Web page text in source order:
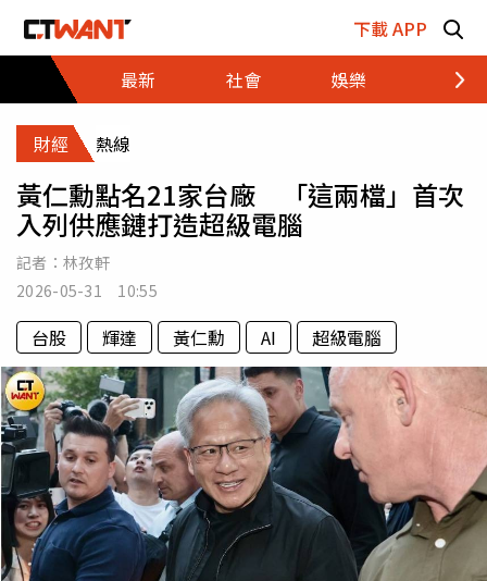
下載 APP
最新
社會 娛樂 財經
財經 熱線
黃仁勳點名21家台廠 「這兩檔」首次
入列供應鏈打造超級電腦
記者： 林孜軒
2026-05-31 10:55
台股 輝達 黃仁勳 AI 超級電腦